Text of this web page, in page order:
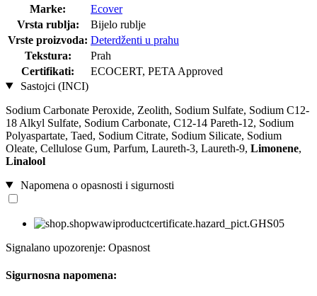
Marke:
Ecover
Vrsta rublja:
Bijelo rublje
Vrste proizvoda: Deterdženti u prahu
Tekstura:
Prah
Certifikati:
ECOCERT, PETA Approved
Sastojci (INCI)
Sodium Carbonate Peroxide, Zeolith, Sodium Sulfate, Sodium C12-
18 Alkyl Sulfate, Sodium Carbonate, C12-14 Pareth-12, Sodium
Polyaspartate, Taed, Sodium Citrate, Sodium Silicate, Sodium
Oleate, Cellulose Gum, Parfum, Laureth-3, Laureth-9, Limonene,
Linalool
Napomena o opasnosti i sigurnosti
Signalano upozorenje: Opasnost
Sigurnosna napomena: